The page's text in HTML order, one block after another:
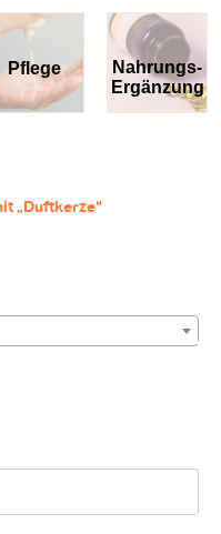
Pflege
Nahrungs-
Ergänzung
„Duftkerze“